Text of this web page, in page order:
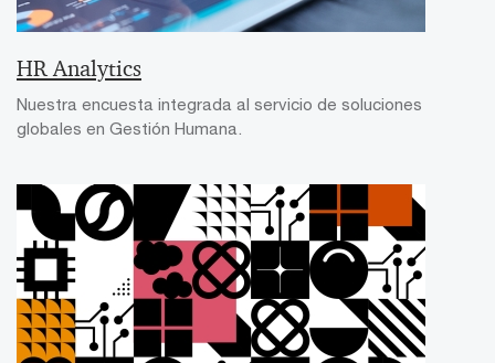
HR Analytics
Nuestra encuesta integrada al servicio de soluciones
globales en Gestión Humana.